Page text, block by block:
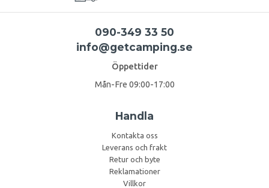
090-349 33 50
info@getcamping.se
Öppettider
Mån-Fre 09:00-17:00
Handla
Kontakta oss
Leverans och frakt
Retur och byte
Reklamationer
Villkor